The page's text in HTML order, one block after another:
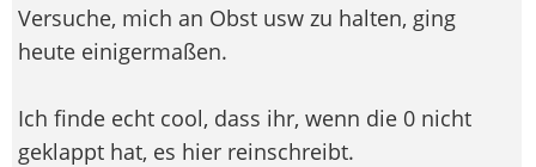
Versuche, mich an Obst usw zu halten, ging
heute einigermaßen.
Ich finde echt cool, dass ihr, wenn die 0 nicht
geklappt hat, es hier reinschreibt.